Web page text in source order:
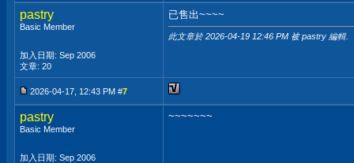
pastry
Basic Member
加入日期: Sep 2006
文章: 20
已售出~~~~
此文章於 2026-04-19 12:46 PM 被 pastry 編輯.
2026-04-17, 12:43 PM #7
pastry
Basic Member
加入日期: Sep 2006
~~~~~~~